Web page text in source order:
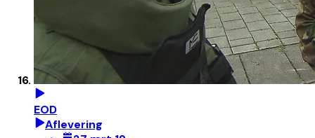
EOD
Aflevering